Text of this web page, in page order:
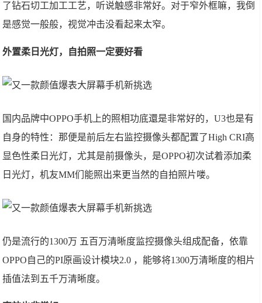
了钻石切工加工工艺，听说触感非常好。对于窄外框嘛，我倒
是感觉一般般，视觉冲击没看起来太窄。
外置柔日光灯，自拍照一定要好看
国内品牌中OPPO手机上的照相功底還是非常好的，U3也是有
自身的特性：那便是前后左右监控摄像头都配置了High CRI高
显色性柔日光灯，尤其是前摄像头，是OPPO初次试着添加柔
日光灯，机友MM们能照出来更当然的自拍照片喽。
仍是流行的1300万 五百万清晰度监控摄像头组成配备，依靠
OPPO自己的PI原画设计模块2.0 ，能够将1300万清晰度的相片
插值法到五千万清晰度。